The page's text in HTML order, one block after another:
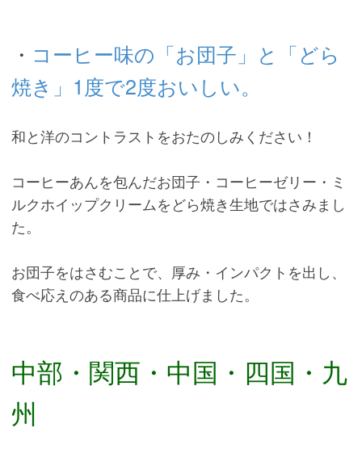
・ コーヒー味の「お団子」と「どら
焼き」1度で2度おいしい。
和と洋のコントラストをおたのしみください！
コーヒーあんを包んだお団子・コーヒーゼリー・ミ
ルクホイップクリームをどら焼き生地ではさみまし
た。
お団子をはさむことで、厚み・インパクトを出し、
食べ応えのある商品に仕上げました。
中部・関西・中国・四国・九
州